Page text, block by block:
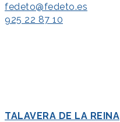
fedeto@fedeto.es
925 22 87 10
TALAVERA DE LA REINA